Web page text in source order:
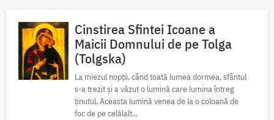
Cinstirea Sfintei Icoane a
Maicii Domnului de pe Tolga
(Tolgska)
La miezul nopții, când toată lumea dormea, sfântul
s-a trezit și a văzut o lumină care lumina întreg
ținutul. Aceasta lumină venea de la o coloană de
foc de pe celălalt...